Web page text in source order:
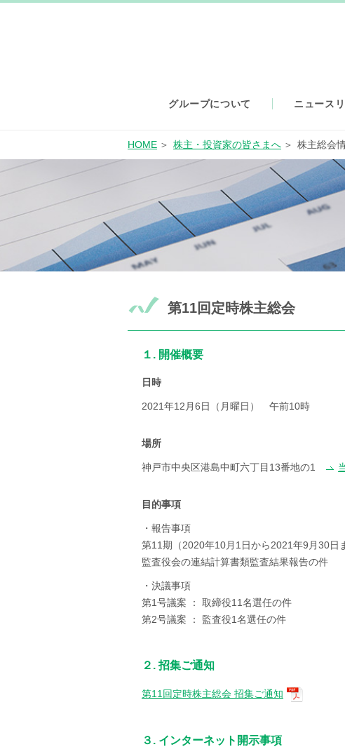
グループについて ニュース
HOME 株主・投資家の皆さまへ 株主総会
第11回定時株主総会
１. 開催概要
日時
2021年12月6日（月曜日） 午前10時
場所
神戸市中央区港島中町六丁目13番地の1
目的事項
・報告事項
第11期（2020年10月1日から2021年9月30日
監査役会の連結計算書類監査結果報告の件
・決議事項
第1号議案 ： 取締役11名選任の件
第2号議案 ： 監査役1名選任の件
２. 招集ご通知
第11回定時株主総会 招集ご通知
３. インターネット開示事項